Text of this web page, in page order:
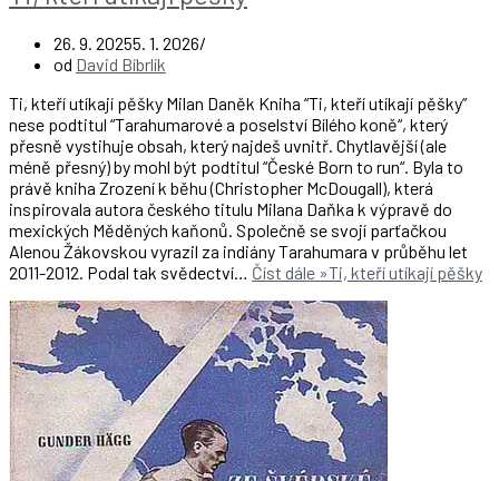
26. 9. 20255. 1. 2026
od David Bíbrlík
Ti, kteří utíkají pěšky Milan Daněk Kniha “Ti, kteří utíkají pěšky”
nese podtitul “Tarahumarové a poselství Bílého koně“, který
přesně vystihuje obsah, který najdeš uvnitř. Chytlavější (ale
méně přesný) by mohl být podtitul “České Born to run“. Byla to
právě kniha Zrození k běhu (Christopher McDougall), která
inspirovala autora českého titulu Milana Daňka k výpravě do
mexických Měděných kaňonů. Společně se svojí parťačkou
Alenou Žákovskou vyrazil za indiány Tarahumara v průběhu let
2011-2012. Podal tak svědectví… Číst dále »Ti, kteří utíkají pěšky